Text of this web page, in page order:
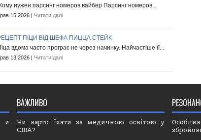
нужен парсинг номеров вайбер Парсинг номеров...
15 2026 | Читати далі
ПІЦИ ВІД ШЕФА ПИЦЦА СТЕЙК
вдома часто програє не через начинку. Найчастіше її...
13 2026 | Читати далі
и
ВАЖЛИВО
Чи варто їхати за медичною освітою у
США?